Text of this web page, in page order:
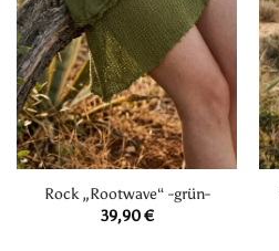
Rock „Rootwave“ -grün-
39,90€